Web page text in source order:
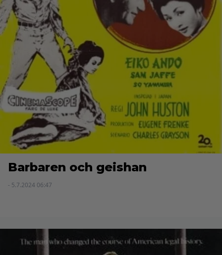
Barbaren och geishan
- 5.7.2024 06:47